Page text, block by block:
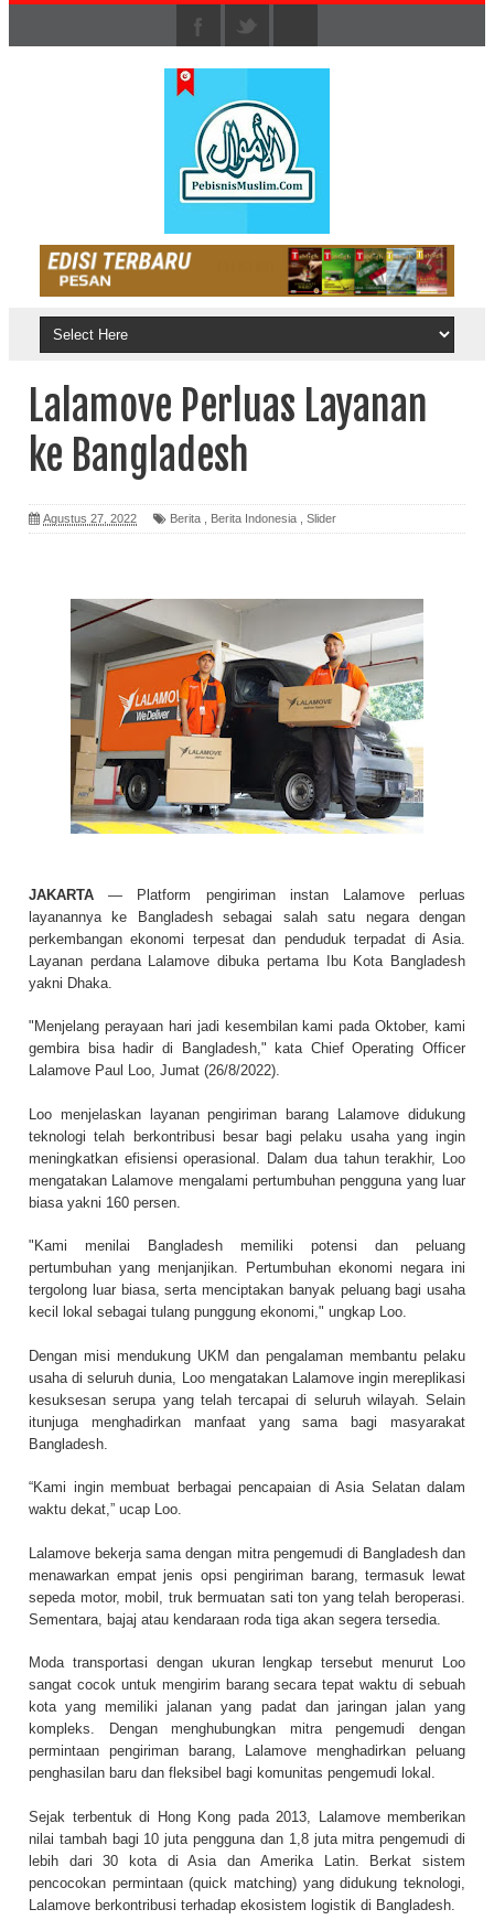
Lalamove Perluas Layanan
ke Bangladesh
Agustus 27, 2022 Berita Berita Indonesia Slider
JAKARTA — Platform pengiriman instan Lalamove perluas
layanannya ke Bangladesh sebagai salah satu negara dengan
perkembangan ekonomi terpesat dan penduduk terpadat di Asia.
Layanan perdana Lalamove dibuka pertama Ibu Kota Bangladesh
yakni Dhaka.
"Menjelang perayaan hari jadi kesembilan kami pada Oktober, kami
gembira bisa hadir di Bangladesh," kata Chief Operating Officer
Lalamove Paul Loo, Jumat (26/8/2022).
Loo menjelaskan layanan pengiriman barang Lalamove didukung
teknologi telah berkontribusi besar bagi pelaku usaha yang ingin
meningkatkan efisiensi operasional. Dalam dua tahun terakhir, Loo
mengatakan Lalamove mengalami pertumbuhan pengguna yang luar
biasa yakni 160 persen.
"Kami menilai Bangladesh memiliki potensi dan peluang
pertumbuhan yang menjanjikan. Pertumbuhan ekonomi negara ini
tergolong luar biasa, serta menciptakan banyak peluang bagi usaha
kecil lokal sebagai tulang punggung ekonomi," ungkap Loo.
Dengan misi mendukung UKM dan pengalaman membantu pelaku
usaha di seluruh dunia, Loo mengatakan Lalamove ingin mereplikasi
kesuksesan serupa yang telah tercapai di seluruh wilayah. Selain
itunjuga menghadirkan manfaat yang sama bagi masyarakat
Bangladesh.
“Kami ingin membuat berbagai pencapaian di Asia Selatan dalam
waktu dekat,” ucap Loo.
Lalamove bekerja sama dengan mitra pengemudi di Bangladesh dan
menawarkan empat jenis opsi pengiriman barang, termasuk lewat
sepeda motor, mobil, truk bermuatan sati ton yang telah beroperasi.
Sementara, bajaj atau kendaraan roda tiga akan segera tersedia.
Moda transportasi dengan ukuran lengkap tersebut menurut Loo
sangat cocok untuk mengirim barang secara tepat waktu di sebuah
kota yang memiliki jalanan yang padat dan jaringan jalan yang
kompleks. Dengan menghubungkan mitra pengemudi dengan
permintaan pengiriman barang, Lalamove menghadirkan peluang
penghasilan baru dan fleksibel bagi komunitas pengemudi lokal.
Sejak terbentuk di Hong Kong pada 2013, Lalamove memberikan
nilai tambah bagi 10 juta pengguna dan 1,8 juta mitra pengemudi di
lebih dari 30 kota di Asia dan Amerika Latin. Berkat sistem
pencocokan permintaan (quick matching) yang didukung teknologi,
Lalamove berkontribusi terhadap ekosistem logistik di Bangladesh.